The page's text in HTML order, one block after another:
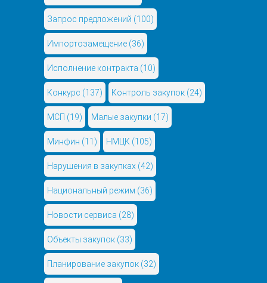
Запрос предложений (100)
Импортозамещение (36)
Исполнение контракта (10)
Конкурс (137) Контроль закупок (24)
МСП (19) Малые закупки (17)
Минфин (11) НМЦК (105)
Нарушения в закупках (42)
Национальный режим (36)
Новости сервиса (28)
Объекты закупок (33)
Планирование закупок (32)